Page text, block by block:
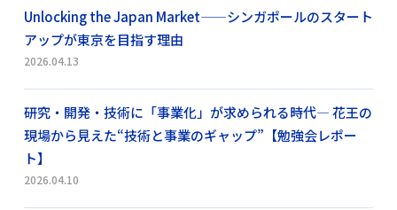
Unlocking the Japan Market——シンガポールのスタート
アップが東京を目指す理由
2026.04.13
研究・開発・技術に「事業化」が求められる時代― 花王の
現場から見えた“技術と事業のギャップ”【勉強会レポー
ト】
2026.04.10